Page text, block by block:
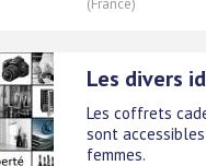
Les divers
Les coffrets
sont
femmes.